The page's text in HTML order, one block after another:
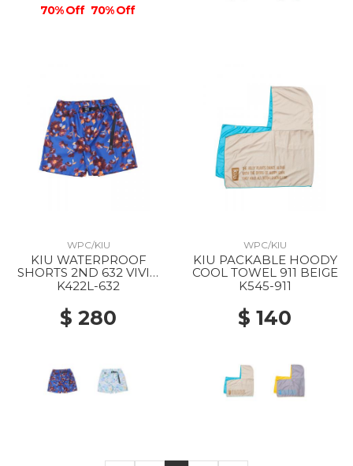
70% Off 70% Off
WPC/KIU
KIU WATERPROOF
SHORTS 2ND 632 VIVID
FLOWER
K422L-632
$ 280
WPC/KIU
KIU PACKABLE HOODY
COOL TOWEL 911 BEIGE
K545-911
$ 140